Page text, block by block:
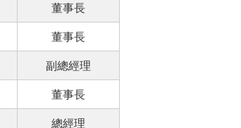
董事長
董事長
副總經理
董事長
總經理